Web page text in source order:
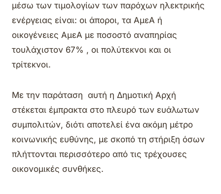
μέσω των τιμολογίων των παρόχων ηλεκτρικής
ενέργειας είναι: οι άποροι, τα ΑμεΑ ή
οικογένειες ΑμεΑ με ποσοστό αναπηρίας
τουλάχιστον 67% , οι πολύτεκνοι και οι
τρίτεκνοι.
Με την παράταση αυτή η Δημοτική Αρχή
στέκεται έμπρακτα στο πλευρό των ευάλωτων
συμπολιτών, διότι αποτελεί ένα ακόμη μέτρο
κοινωνικής ευθύνης, με σκοπό τη στήριξη όσων
πλήττονται περισσότερο από τις τρέχουσες
οικονομικές συνθήκες.